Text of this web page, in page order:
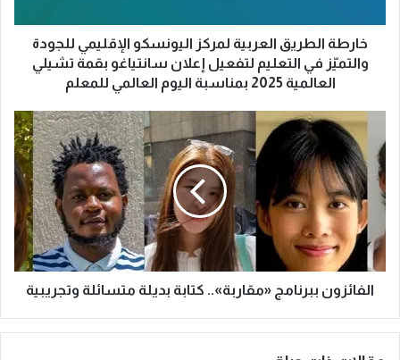
ر
ي
ة
ل
م
ك
خارطة الطريق العربية لمركز اليونسكو الإقليمي للجودة
والتميّز في التعليم لتفعيل إعلان سانتياغو بقمة تشيلي
العالمية 2025 بمناسبة اليوم العالمي للمعلم
ل
ف
ا
ئ
ز
و
ن
ب
الفائزون ببرنامج «مقاربة».. كتابة بديلة متسائلة وتجريبية